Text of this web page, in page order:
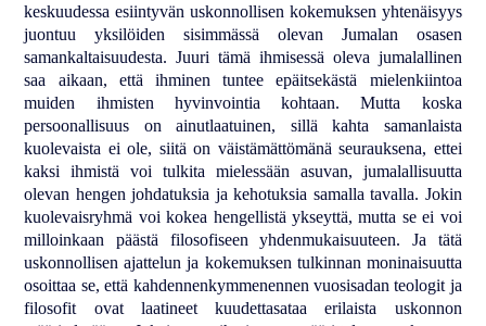
keskuudessa esiintyvän uskonnollisen kokemuksen yhtenäisyys
juontuu yksilöiden sisimmässä olevan Jumalan osasen
samankaltaisuudesta. Juuri tämä ihmisessä oleva jumalallinen
saa aikaan, että ihminen tuntee epäitsekästä mielenkiintoa
muiden ihmisten hyvinvointia kohtaan. Mutta koska
persoonallisuus on ainutlaatuinen, sillä kahta samanlaista
kuolevaista ei ole, siitä on väistämättömänä seurauksena, ettei
kaksi ihmistä voi tulkita mielessään asuvan, jumalallisuutta
olevan hengen johdatuksia ja kehotuksia samalla tavalla. Jokin
kuolevaisryhmä voi kokea hengellistä ykseyttä, mutta se ei voi
milloinkaan päästä filosofiseen yhdenmukaisuuteen. Ja tätä
uskonnollisen ajattelun ja kokemuksen tulkinnan moninaisuutta
osoittaa se, että kahdennenkymmenennen vuosisadan teologit ja
filosofit ovat laatineet kuudettasataa erilaista uskonnon